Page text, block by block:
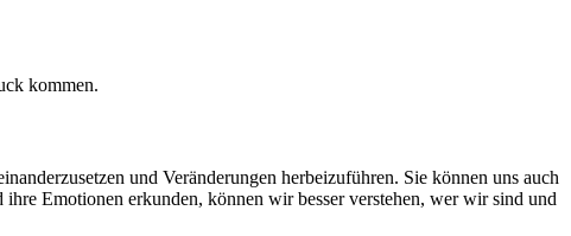
kommen.
und Veränderungen herbeizuführen. Sie können uns auch
Emotionen erkunden, können wir besser verstehen, wer wir sind und